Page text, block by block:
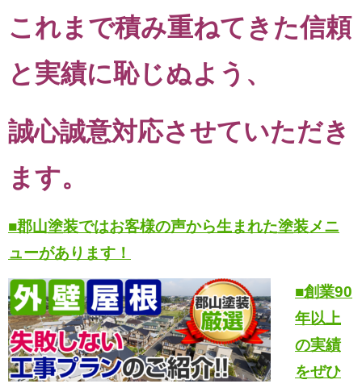
これまで積み重ねてきた信頼
と実績に恥じぬよう、
誠心誠意対応させていただき
ます。
■郡山塗装ではお客様の声から生まれた塗装メニ
ューがあります！
■創業90
年以上
の実績
をぜひ